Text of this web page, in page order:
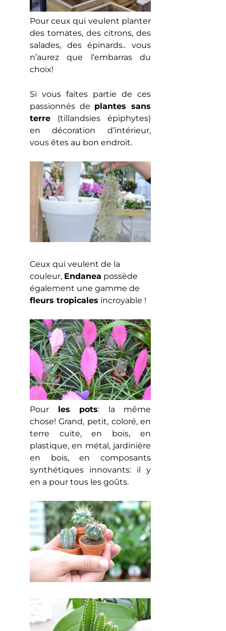
Pour ceux qui veulent planter
des tomates, des citrons, des
salades, des épinards.. vous
n’aurez que l’embarras du
choix!
Si vous faites partie de ces
passionnés de plantes sans
terre(tillandsies épiphytes)
en décoration d’intérieur,
vous êtes au bon endroit.
Ceux qui veulent de la
couleur, Endanea possède
également une gamme de
fleurs tropicales incroyable !
Pourles pots: la même
chose! Grand, petit, coloré, en
terre cuite, en bois, en
plastique, en métal, jardinière
en bois, en composants
synthétiques innovants: il y
en a pour tous les goûts.